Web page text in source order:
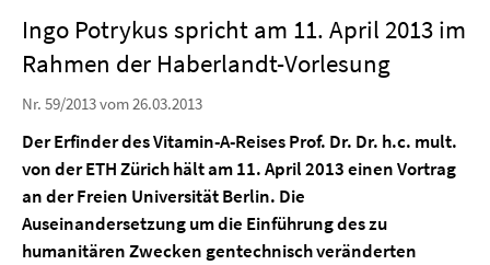
Ingo Potrykus spricht am 11. April 2013 im
Rahmen der Haberlandt-Vorlesung
Nr. 59/2013 vom 26.03.2013
Der Erfinder des Vitamin-A-Reises Prof. Dr. Dr. h.c. mult.
von der ETH Zürich hält am 11. April 2013 einen Vortrag
an der Freien Universität Berlin. Die
Auseinandersetzung um die Einführung des zu
humanitären Zwecken gentechnisch veränderten